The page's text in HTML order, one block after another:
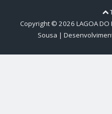
Copyright © 2026 LAGOA DO
Sousa |